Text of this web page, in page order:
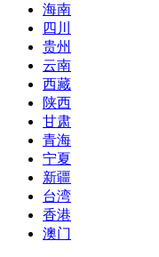
海南
四川
贵州
云南
西藏
陕西
甘肃
青海
宁夏
新疆
台湾
香港
澳门